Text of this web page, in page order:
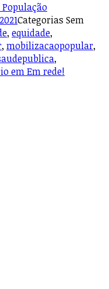
Categorias Sem
, equidade,
, mobilizacaopopular,
,
em Em rede!